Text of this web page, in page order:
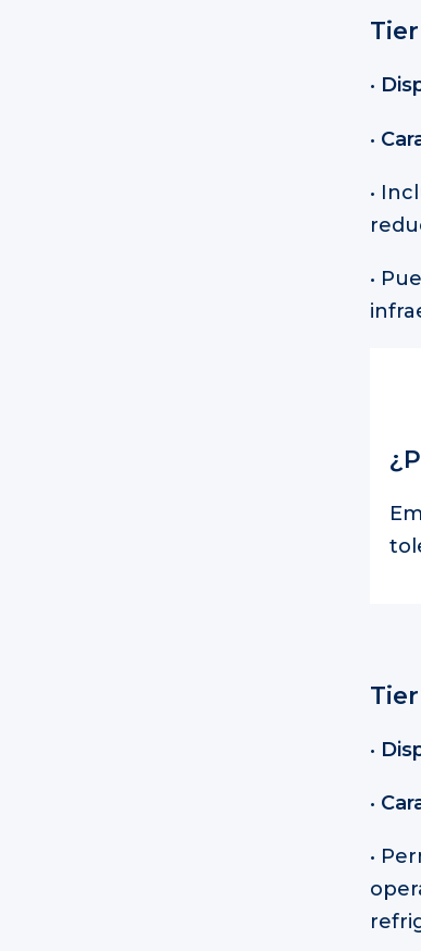
•
•
•
•
•
•
•